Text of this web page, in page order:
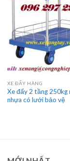
XE ĐẨY HÀNG
Xe đẩy 2 tầng 250kg
nhựa có lưới bảo vệ